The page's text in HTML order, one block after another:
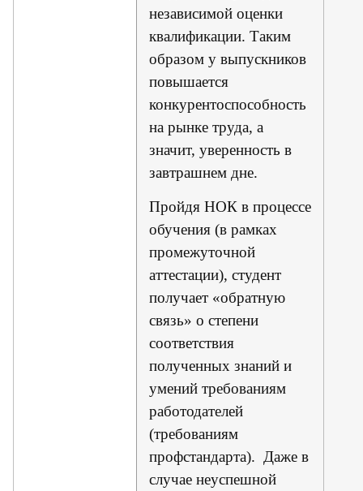
независимой оценки
квалификации. Таким
образом у выпускников
повышается
конкурентоспособность
на рынке труда, а
значит, уверенность в
завтрашнем дне.
Пройдя НОК в процессе
обучения (в рамках
промежуточной
аттестации), студент
получает «обратную
связь» о степени
соответствия
полученных знаний и
умений требованиям
работодателей
(требованиям
профстандарта). Даже в
случае неуспешной